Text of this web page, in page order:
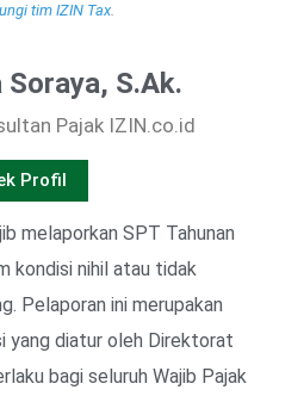
tim IZIN Tax.
Soraya, S.Ak.
Pajak IZIN.co.id
Profil
melaporkan SPT Tahunan
kondisi nihil atau tidak
Pelaporan ini merupakan
yang diatur oleh Direktorat
bagi seluruh Wajib Pajak